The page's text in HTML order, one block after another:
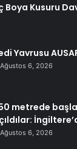
Boya Kusuru
Yavrusu
Ağustos 6, 2026
metrede
Ağustos 6, 2026